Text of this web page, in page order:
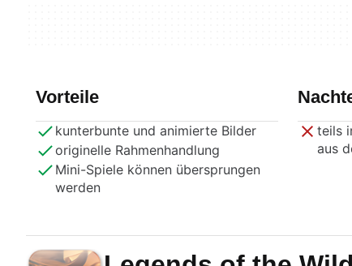
Vorteile
kunterbunte und animierte Bilder
originelle Rahmenhandlung
Mini-Spiele können übersprungen
werden
teils
aus